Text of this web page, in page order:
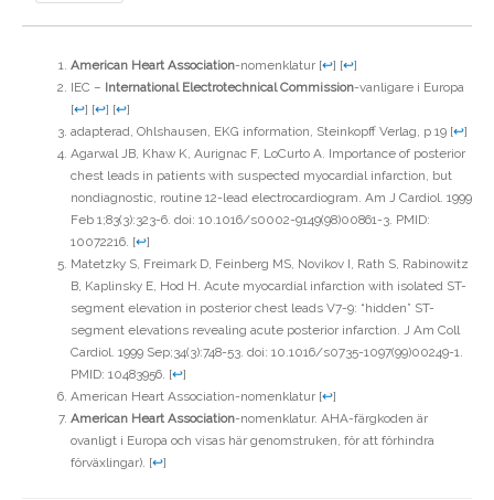
American Heart Association-nomenklatur[↩] [↩]
IEC – International Electrotechnical Commission-vanligare i Europa
[↩] [↩] [↩]
adapterad, Ohlshausen, EKG information, Steinkopff Verlag, p 19[↩]
Agarwal JB, Khaw K, Aurignac F, LoCurto A. Importance of posterior
chest leads in patients with suspected myocardial infarction, but
nondiagnostic, routine 12-lead electrocardiogram. Am J Cardiol. 1999
Feb 1;83(3):323-6. doi: 10.1016/s0002-9149(98)00861-3. PMID:
10072216. [↩]
Matetzky S, Freimark D, Feinberg MS, Novikov I, Rath S, Rabinowitz
B, Kaplinsky E, Hod H. Acute myocardial infarction with isolated ST-
segment elevation in posterior chest leads V7-9: “hidden” ST-
segment elevations revealing acute posterior infarction. J Am Coll
Cardiol. 1999 Sep;34(3):748-53. doi: 10.1016/s0735-1097(99)00249-1.
PMID: 10483956. [↩]
American Heart Association-nomenklatur[↩]
American Heart Association-nomenklatur. AHA-färgkoden är
ovanligt i Europa och visas här genomstruken, för att förhindra
förväxlingar). [↩]